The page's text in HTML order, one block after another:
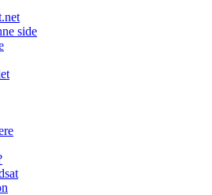
side